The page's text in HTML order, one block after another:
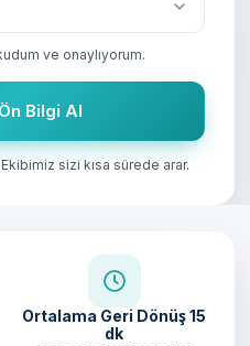
ve onaylıyorum.
Bilgi Al
sizi kısa sürede arar.
Ortalama Geri Dönüş15
dk